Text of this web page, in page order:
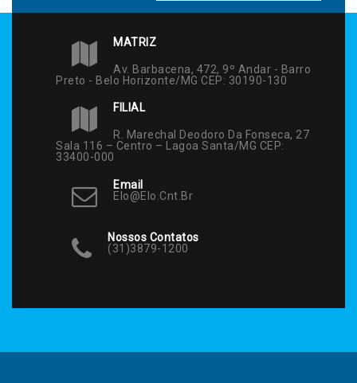
MATRIZ
Av. Barbacena, 472, 9º Andar - Barro
Preto - Belo Horizonte/MG CEP: 30190-130
FILIAL
R. Marechal Deodoro Da Fonseca, 27
Sala 116 – Centro – Lagoa Santa/MG CEP:
33400-000
Email
Elo@elo.cnt.br
Nossos Contatos
(31)3879-1200